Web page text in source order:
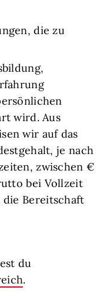
die zu
wird. Aus
wir auf das
je nach
zwischen €
bei Vollzeit
Bereitschaft
du
.